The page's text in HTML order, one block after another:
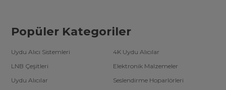
Popüler Kategoriler
Uydu Alıcı Sistemleri
4K Uydu Alıcılar
LNB Çeşitleri
Elektronik Malzemeler
Uydu Alıcılar
Seslendirme Hoparlörleri